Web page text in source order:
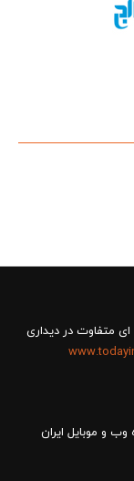
و موبایل ایران